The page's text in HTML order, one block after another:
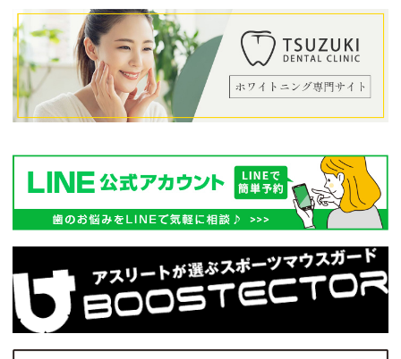
何卒ご理解いただきますよう、よろしくお願い
します。
ご不明点はお気軽にお尋ねください。
2026.04.21
出勤日についてはHPカレンダーを参照、もし
くはお電話・LINEしてください。
4/29(水)〜5/6(水)はGW休診となります。
休診中、予約や歯の相談事等、LINEやメール
にて確認次第お返事いたします。
休診時は、トヨタ地域医療センターの休日救急